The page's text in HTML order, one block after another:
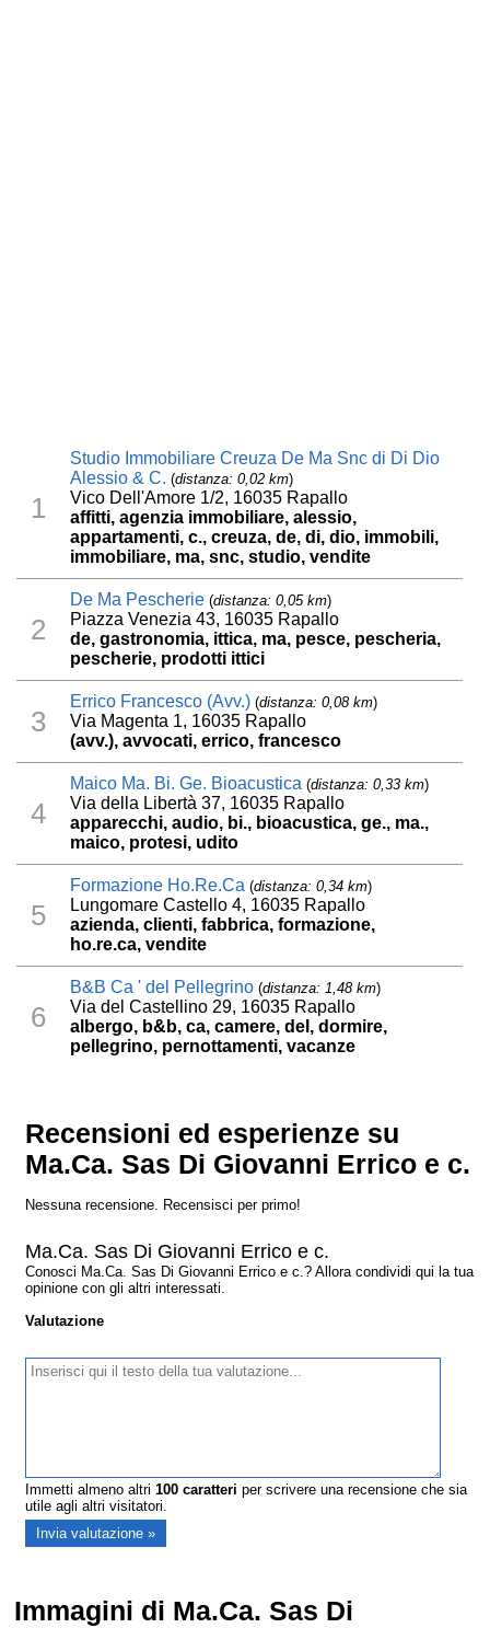
1
Studio Immobiliare Creuza De Ma Snc di Di Dio
Alessio & C. (distanza: 0,02 km)
Vico Dell'Amore 1/2, 16035 Rapallo
affitti, agenzia immobiliare, alessio,
appartamenti, c., creuza, de, di, dio, immobili,
immobiliare, ma, snc, studio, vendite
2
De Ma Pescherie (distanza: 0,05 km)
Piazza Venezia 43, 16035 Rapallo
de, gastronomia, ittica, ma, pesce, pescheria,
pescherie, prodotti ittici
3
Errico Francesco (Avv.) (distanza: 0,08 km)
Via Magenta 1, 16035 Rapallo
(avv.), avvocati, errico, francesco
4
Maico Ma. Bi. Ge. Bioacustica (distanza: 0,33 km)
Via della Libertà 37, 16035 Rapallo
apparecchi, audio, bi., bioacustica, ge., ma.,
maico, protesi, udito
5
Formazione Ho.Re.Ca (distanza: 0,34 km)
Lungomare Castello 4, 16035 Rapallo
azienda, clienti, fabbrica, formazione,
ho.re.ca, vendite
6
B&B Ca ' del Pellegrino (distanza: 1,48 km)
Via del Castellino 29, 16035 Rapallo
albergo, b&b, ca, camere, del, dormire,
pellegrino, pernottamenti, vacanze
Recensioni ed esperienze su
Ma.Ca. Sas Di Giovanni Errico e c.
Nessuna recensione. Recensisci per primo!
Ma.Ca. Sas Di Giovanni Errico e c.
Conosci Ma.Ca. Sas Di Giovanni Errico e c.? Allora condividi qui la tua
opinione con gli altri interessati.
Valutazione
Immetti almeno altri100 caratteri per scrivere una recensione che sia
utile agli altri visitatori.
Immagini di Ma.Ca. Sas Di